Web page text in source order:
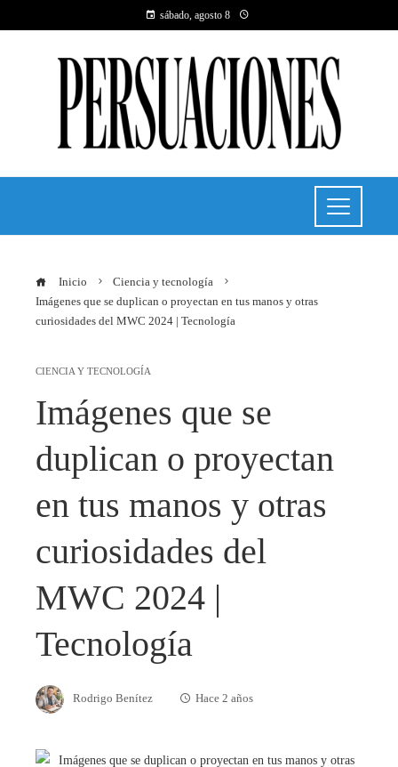
sábado, agosto 8
Inicio
Ciencia y tecnología
Imágenes que se duplican o proyectan en tus manos y otras
curiosidades del MWC 2024 | Tecnología
CIENCIA Y TECNOLOGÍA
Imágenes que se
duplican o proyectan
en tus manos y otras
curiosidades del
MWC 2024 |
Tecnología
Rodrigo Benítez Hace 2 años